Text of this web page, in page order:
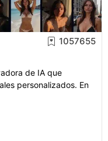
1057655
de IA que
personalizados. En